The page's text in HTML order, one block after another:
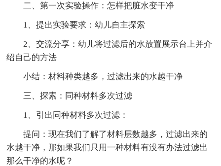
二、第一次实验操作：怎样把脏水变干净
1、提出实验要求：幼儿自主探索
2、交流分享：幼儿将过滤后的水放置展示台上并介
绍自己的方法
小结：材料种类越多，过滤出来的水越干净
三、探索：同种材料多次过滤
1、引出同种材料多次过滤：
提问：现在我们了解了材料层数越多，过滤出来的
水越干净，那如果我们只用一种材料有没有办法过滤出
那么干净的水呢？